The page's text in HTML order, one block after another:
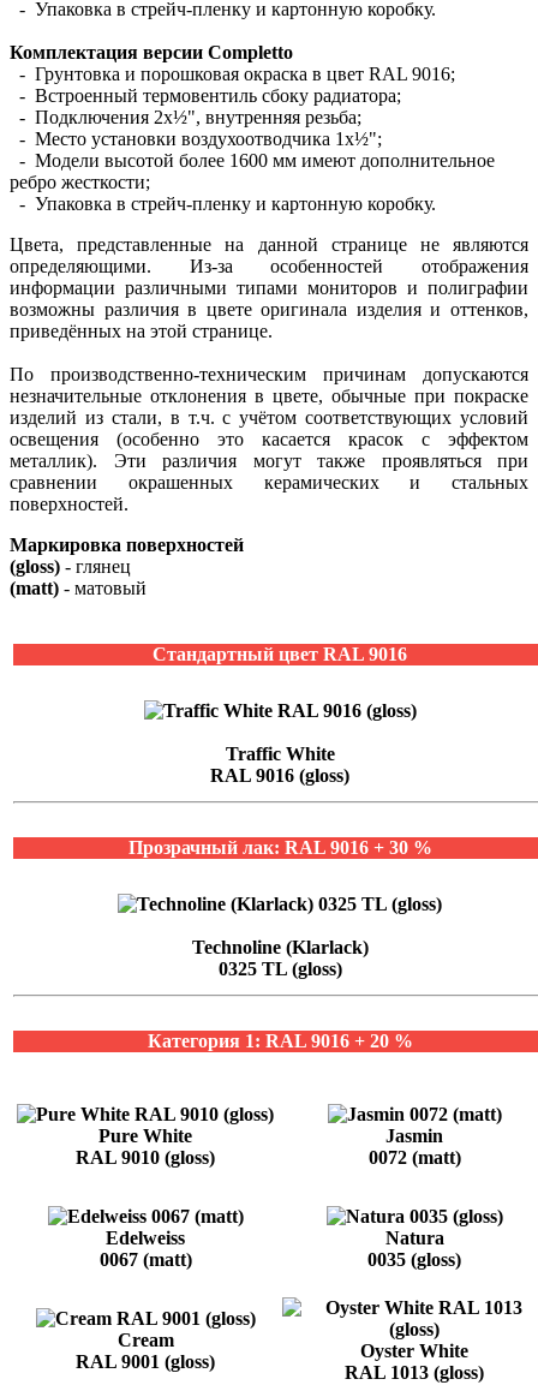
- Упаковка в стрейч-пленку и картонную коробку.
Комплектация версии Completto
- Грунтовка и порошковая окраска в цвет RAL 9016;
- Встроенный термовентиль сбоку радиатора;
- Подключения 2х½", внутренняя резьба;
- Место установки воздухоотводчика 1х½";
- Модели высотой более 1600 мм имеют дополнительное
ребро жесткости;
- Упаковка в стрейч-пленку и картонную коробку.
Цвета, представленные на данной странице не являются
определяющими. Из-за особенностей отображения
информации различными типами мониторов и полиграфии
возможны различия в цвете оригинала изделия и оттенков,
приведённых на этой странице.
По производственно-техническим причинам допускаются
незначительные отклонения в цвете, обычные при покраске
изделий из стали, в т.ч. с учётом соответствующих условий
освещения (особенно это касается красок с эффектом
металлик). Эти различия могут также проявляться при
сравнении окрашенных керамических и стальных
поверхностей.
Маркировка поверхностей
(gloss) - глянец
(matt) - матовый
Стандартный цвет RAL 9016
Traffic White
RAL 9016 (gloss)
Прозрачный лак: RAL 9016 + 30 %
Technoline (Klarlack)
0325 TL (gloss)
Категория 1: RAL 9016 + 20 %
Pure White
RAL 9010 (gloss)
Jasmin
0072 (matt)
Edelweiss
0067 (matt)
Natura
0035 (gloss)
Cream
RAL 9001 (gloss)
Oyster White
RAL 1013 (gloss)